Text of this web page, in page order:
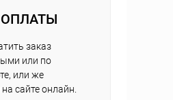
заказ
или по
или же
сайте онлайн.